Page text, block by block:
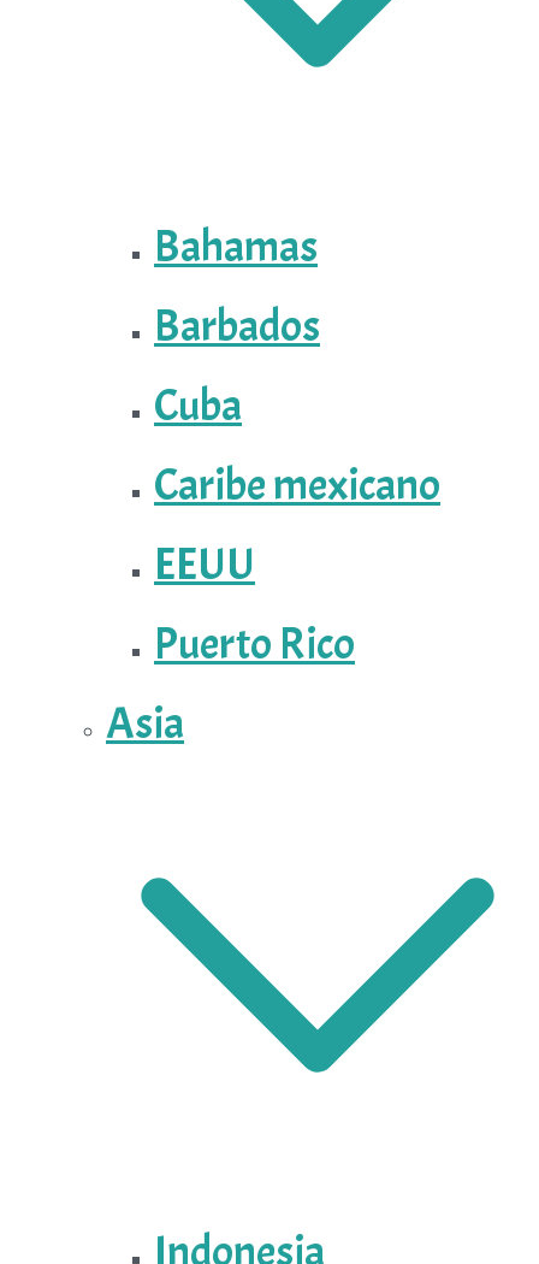
Bahamas
Barbados
Cuba
Caribe mexicano
EEUU
Puerto Rico
Asia
Indonesia